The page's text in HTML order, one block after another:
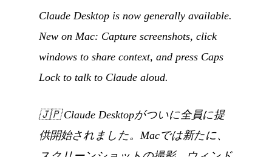
Claude Desktop is now generally available.
New on Mac: Capture screenshots, click
windows to share context, and press Caps
Lock to talk to Claude aloud.
🇯🇵Claude Desktopがついに全員に提
供開始されました。Macでは新たに、